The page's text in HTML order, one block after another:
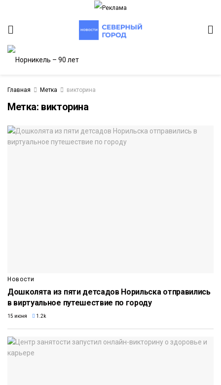
Главная Метка викторина
Метка: викторина
Новости
Дошколята из пяти детсадов Норильска отправились
в виртуальное путешествие по городу
15 июня 1.2k